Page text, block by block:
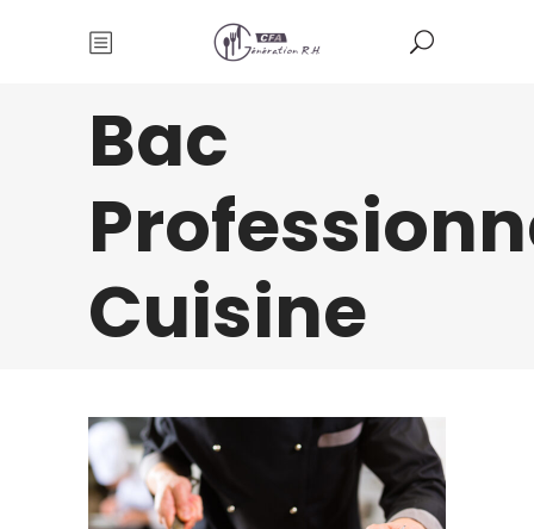
Bac
Cuisine